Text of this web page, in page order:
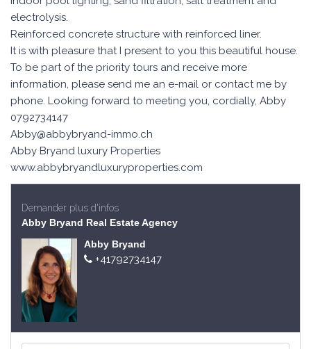
electrolysis.
Reinforced concrete structure with reinforced liner.
It is with pleasure that I present to you this beautiful house.
To be part of the priority tours and receive more
information, please send me an e-mail or contact me by
phone. Looking forward to meeting you, cordially, Abby
0792734147
Abby@abbybryand-immo.ch
Abby Bryand luxury Properties
www.abbybryandluxuryproperties.com
Demander plus d'infos
Abby Bryand Real Estate Agency
Abby Bryand
+41792734147